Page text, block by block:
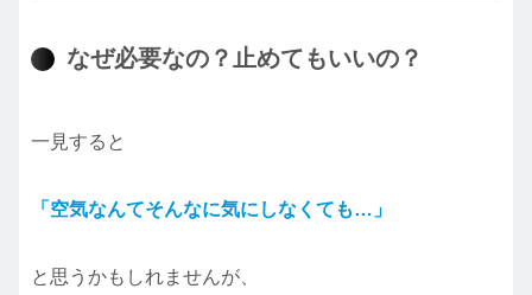
なぜ必要なの？止めてもいいの？
一見すると
「空気なんてそんなに気にしなくても…」
と思うかもしれませんが、